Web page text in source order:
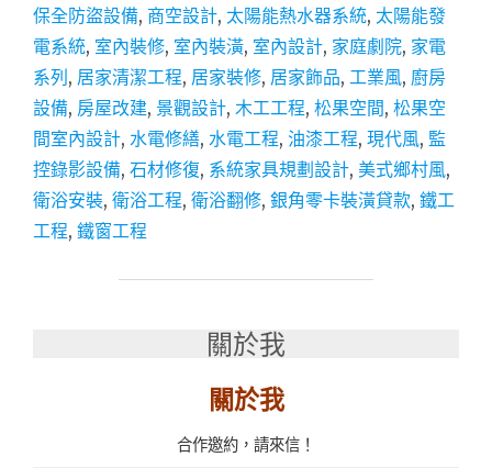
東
室
內
裝
空
間
設
保全防盜設備, 商空設計, 太陽能熱水器系統, 太陽能發
電系統, 室內裝修, 室內裝潢, 室內設計, 家庭劇院, 家電
系列, 居家清潔工程, 居家裝修, 居家飾品, 工業風, 廚房
設備, 房屋改建, 景觀設計, 木工工程, 松果空間, 松果空
間室內設計, 水電修繕, 水電工程, 油漆工程, 現代風, 監
控錄影設備, 石材修復, 系統家具規劃設計, 美式鄉村風,
衛浴安裝, 衛浴工程, 衛浴翻修, 銀角零卡裝潢貸款, 鐵工
工程, 鐵窗工程
關於我
關於我
合作邀約，請來信！